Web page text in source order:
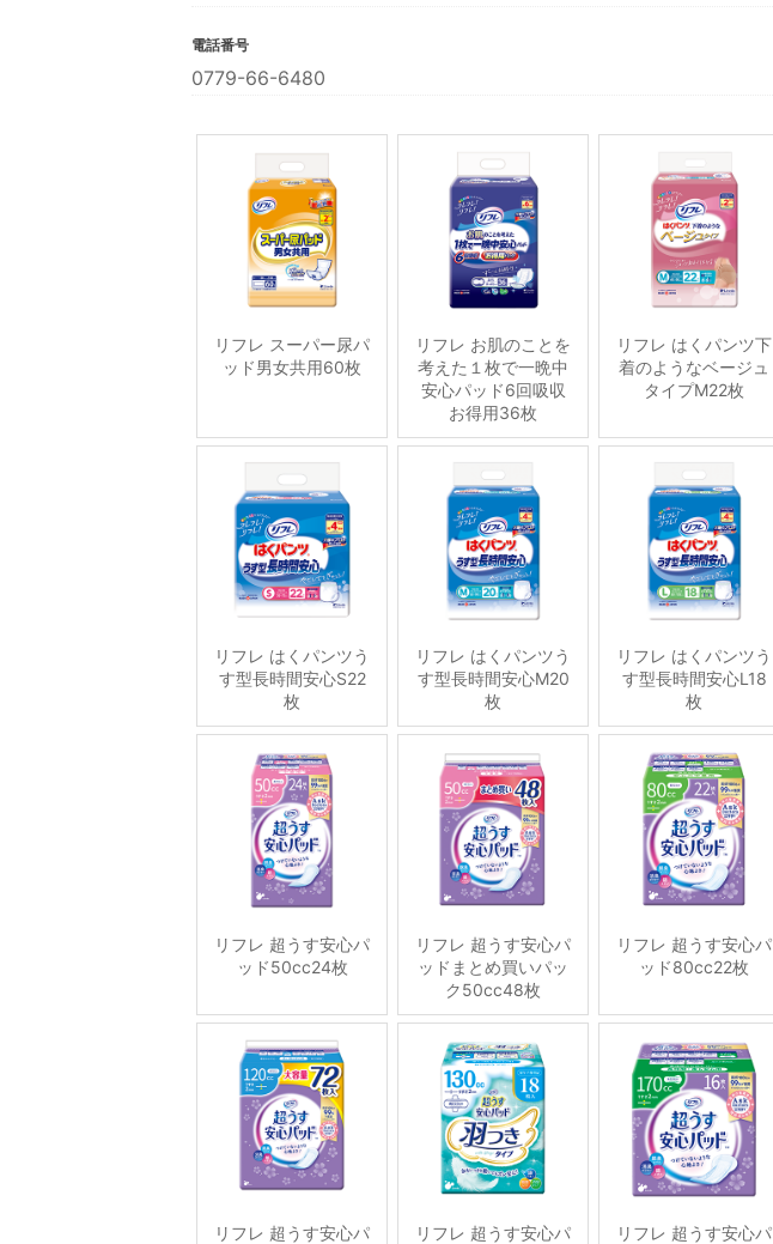
電話番号
0779-66-6480
リフレ スーパー尿パ
ッド男女共用60枚
リフレ お肌のことを
考えた１枚で一晩中
安心パッド6回吸収
お得用36枚
リフレ はくパンツ下
着のようなベージュ
タイプM22枚
リフレ はくパンツう
す型長時間安心S22
枚
リフレ はくパンツう
す型長時間安心M20
枚
リフレ はくパンツう
す型長時間安心L18
枚
リフレ 超うす安心パ
ッド50cc24枚
リフレ 超うす安心パ
ッドまとめ買いパッ
ク50cc48枚
リフレ 超うす安心パ
ッド80cc22枚
リフレ 超うす安心パ
リフレ 超うす安心パ
リフレ 超うす安心パ